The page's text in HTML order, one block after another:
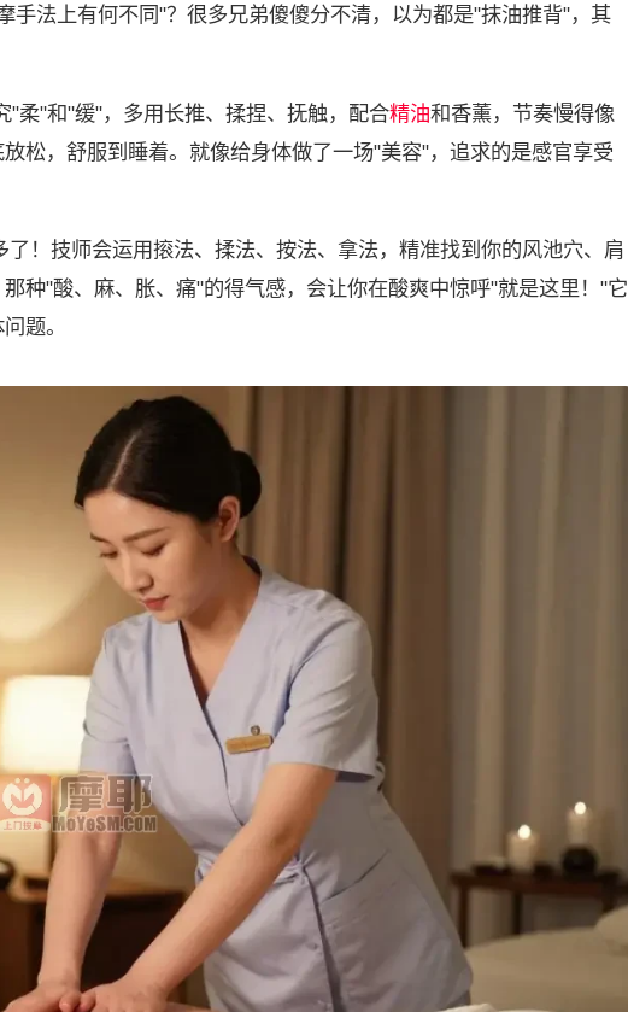
手法上有何不同"？很多兄弟傻傻分不清，以为都是"抹油推背"，其
"柔"和"缓"，多用长推、揉捏、抚触，配合精油和香薰，节奏慢得像
松，舒服到睡着。就像给身体做了一场"美容"，追求的是感官享受
了！技师会运用㨰法、揉法、按法、拿法，精准找到你的风池穴、肩
种"酸、麻、胀、痛"的得气感，会让你在酸爽中惊呼"就是这里！"它
题。